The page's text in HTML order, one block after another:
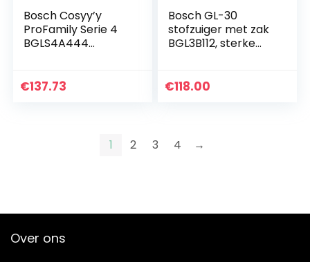
Bosch Cosyy’y
ProFamily Serie 4
BGLS4A444
met allergieën,
€137.73
Bosch GL-30
stofzuiger met zak
BGL3B112, sterke
geschikt voor
€118.00
1 2 3 4 →
Over ons